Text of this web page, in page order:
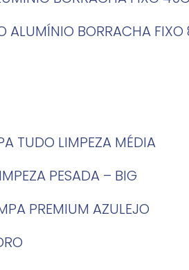
ALUMÍNIO BORRACHA
TUDO LIMPEZA MÉDIA
LIMPEZA PESADA – BIG
PREMIUM AZULEJO